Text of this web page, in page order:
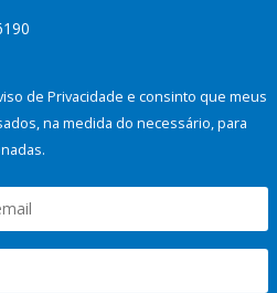
de Privacidade e consinto que meus
na medida do necessário, para